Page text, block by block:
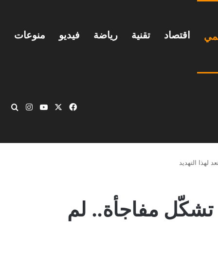
اقتصاد تقنية رياضة فيديو منوعات
فيسبوك ‫YouTube
التهديد
مفاجأة.. لم